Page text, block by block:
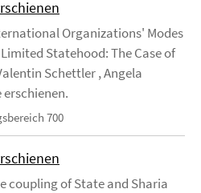
Organizations' Modes
Statehood: The Case of
Schettler , Angela
erschienen.
700
coupling of State and Sharia